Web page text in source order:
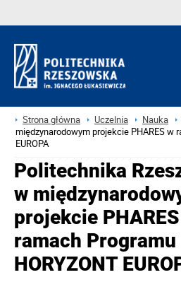
Strona główna Uczelnia Nauka
międzynarodowym projekcie PHARES w
EUROPA
Politechnika
w
projekcie
ramach Programu
HORYZONT